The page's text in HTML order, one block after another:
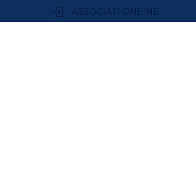
ASSOCIATI ONLINE